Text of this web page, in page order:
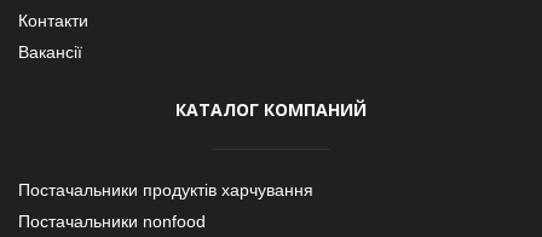
Контакти
Вакансії
КАТАЛОГ КОМПАНИЙ
Постачальники продуктів харчування
Постачальники nonfood